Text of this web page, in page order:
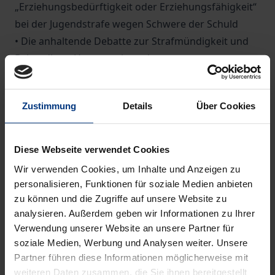
Zustimmung Details Über Cookies
Diese Webseite verwendet Cookies
Wir verwenden Cookies, um Inhalte und Anzeigen zu
personalisieren, Funktionen für soziale Medien anbieten
zu können und die Zugriffe auf unsere Website zu
analysieren. Außerdem geben wir Informationen zu Ihrer
Verwendung unserer Website an unsere Partner für
soziale Medien, Werbung und Analysen weiter. Unsere
Partner führen diese Informationen möglicherweise mit
weiteren Daten zusammen, die Sie ihnen bereitgestellt
„Erziehungsbedürftigkeit oder Erziehungsfähigkeit“
bei der Jugendstrafe wegen Schwere der Schuld
• Die anhaltende Debatte zur Strafmündigkeit und
Behandlung Heranwachsender
• Gesetz zur Fortentwicklung der StPO und zur
Änderung weiterer Vorschriften
• Gesetz zur Bekämpfung sexualisierter Gewalt
gegen Kinder
Prof. Dr. jur. Kirstin Drenkhahn , Professorin für
Strafrecht und Kriminologie, Freie Universität Berlin
|Prof. Dr. jur. Stephanie Ernst , Hochschule Fulda |
Prof. Dr. jur. Heribert Ostendorf, Professor für
Strafrecht; vormals Leiter der Forschungsstelle für
Jugendstrafrecht und Kriminalprävention,